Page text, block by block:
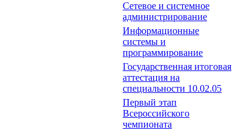
Сетевое и системное
администрирование
Информационные
системы и
программирование
Государственная итоговая
аттестация на
специальности 10.02.05
Первый этап
Всероссийского
чемпионата